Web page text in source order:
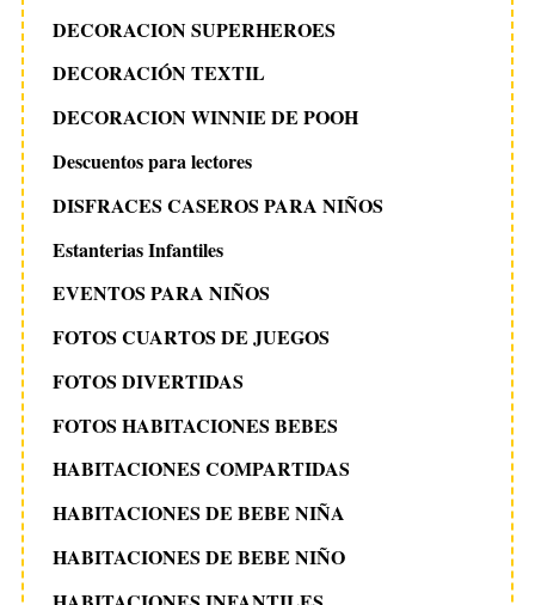
DECORACION SUPERHEROES
DECORACIÓN TEXTIL
DECORACION WINNIE DE POOH
Descuentos para lectores
DISFRACES CASEROS PARA NIÑOS
Estanterias Infantiles
EVENTOS PARA NIÑOS
FOTOS CUARTOS DE JUEGOS
FOTOS DIVERTIDAS
FOTOS HABITACIONES BEBES
HABITACIONES COMPARTIDAS
HABITACIONES DE BEBE NIÑA
HABITACIONES DE BEBE NIÑO